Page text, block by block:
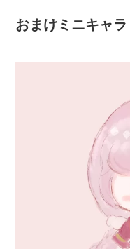
おまけミニキャラ